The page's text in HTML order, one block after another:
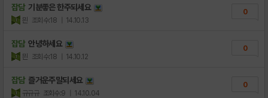
잡담 기분좋은 한주되세요
믠 조회수:18 | 14.10.13
0
잡담 안녕하세요
믠 조회수:18 | 14.10.12
0
잡담 즐거운주말되세요
규규규 조회수:9 | 14.10.04
0